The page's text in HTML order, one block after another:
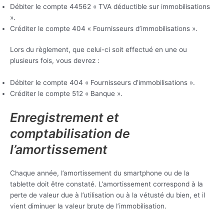
Débiter le compte 44562 « TVA déductible sur immobilisations
».
Créditer le compte 404 « Fournisseurs d’immobilisations ».
Lors du règlement, que celui-ci soit effectué en une ou
plusieurs fois, vous devrez :
Débiter le compte 404 « Fournisseurs d’immobilisations ».
Créditer le compte 512 « Banque ».
Enregistrement et
comptabilisation de
l’amortissement
Chaque année, l’amortissement du smartphone ou de la
tablette doit être constaté. L’amortissement correspond à la
perte de valeur due à l’utilisation ou à la vétusté du bien, et il
vient diminuer la valeur brute de l’immobilisation.